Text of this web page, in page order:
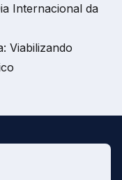
Internacional da
Viabilizando